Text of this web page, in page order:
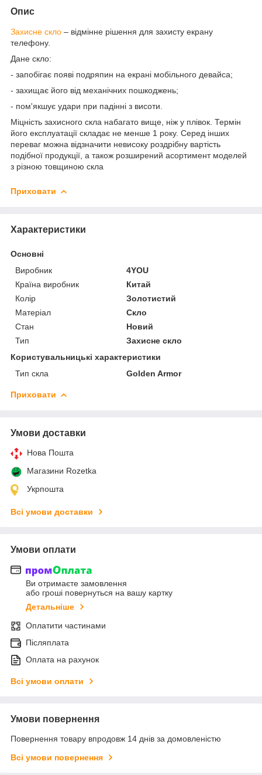
Опис
Захисне скло – відмінне рішення для захисту екрану
телефону.
Дане скло:
- запобігає появі подряпин на екрані мобільного девайса;
- захищає його від механічних пошкоджень;
- пом'якшує удари при падінні з висоти.
Міцність захисного скла набагато вище, ніж у плівок. Термін
його експлуатації складає не менше 1 року. Серед інших
переваг можна відзначити невисоку роздрібну вартість
подібної продукції, а також розширений асортимент моделей
з різною товщиною скла
Приховати
Характеристики
Основні
Виробник
4YOU
Країна виробник
Китай
Колір
Золотистий
Матеріал
Скло
Стан
Новий
Тип
Захисне скло
Користувальницькі характеристики
Тип скла
Golden Armor
Приховати
Умови доставки
Нова Пошта
Магазини Rozetka
Укрпошта
Всі умови доставки
Умови оплати
Ви отримаєте замовлення
або гроші повернуться на вашу картку
Детальніше
Оплатити частинами
Післяплата
Оплата на рахунок
Всі умови оплати
Умови повернення
Повернення товару впродовж 14 днів за домовленістю
Всі умови повернення